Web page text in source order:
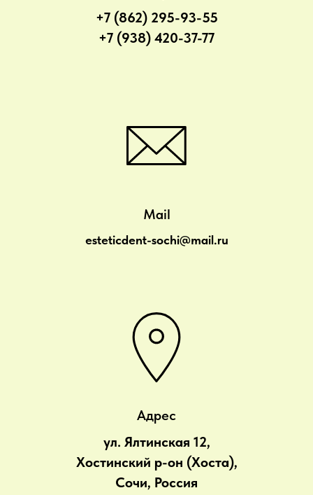
+7 (862) 295-93-55
+7 (938) 420-37-77
Mail
esteticdent-sochi@mail.ru
Адрес
ул. Ялтинская 12,
Хостинский р-он (Хоста),
Сочи, Россия